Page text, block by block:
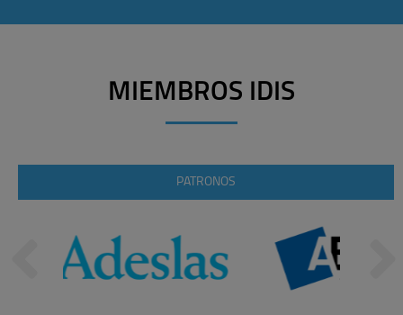
MIEMBROS IDIS
PATRONOS